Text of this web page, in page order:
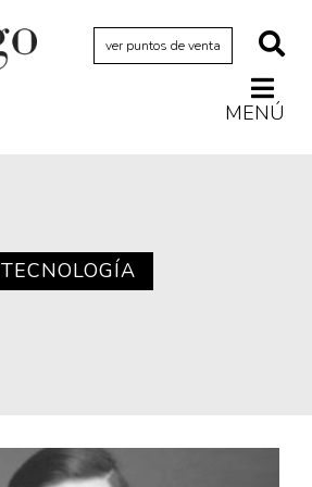
ver puntos de venta
MENÚ
TECNOLOGÍA